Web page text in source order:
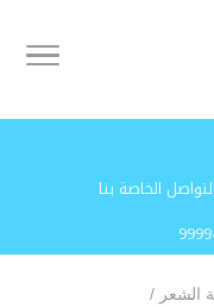
الخاصة بنا
الشعر /